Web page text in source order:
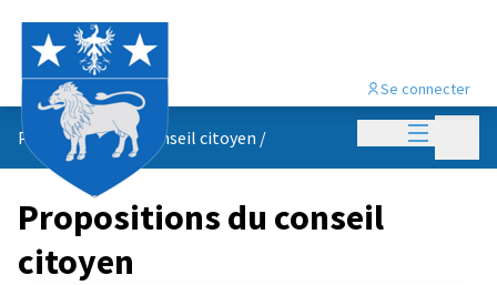
Menu
Se connecter
Propositions du conseil citoyen /
Propositions du conseil
citoyen